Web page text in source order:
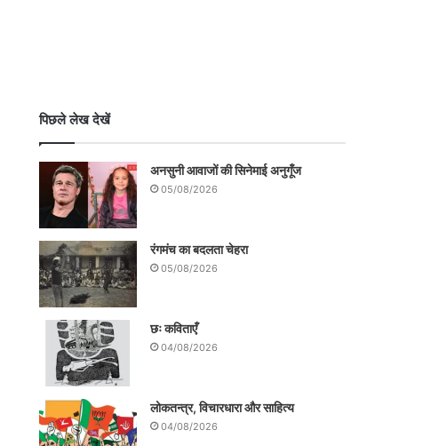
पिछले लेख देखें
अनसुनी आवाजों की सिनेमाई अनुगूँज
05/08/2026
रंगमंच का बदलता चेहरा
05/08/2026
छः कविताएँ
04/08/2026
लोकतन्त्र, विचारधारा और साहित्य
04/08/2026